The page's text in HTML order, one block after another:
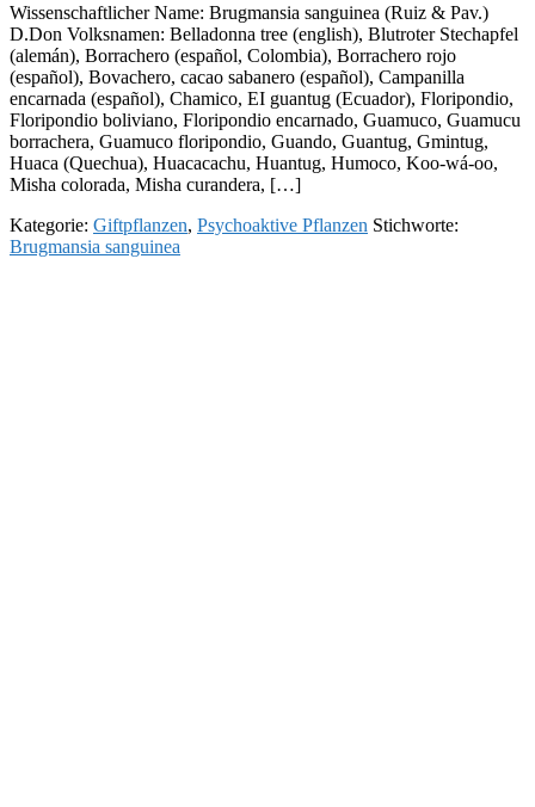
Wissenschaftlicher Name: Brugmansia sanguinea (Ruiz & Pav.)
D.Don Volksnamen: Belladonna tree (english), Blutroter Stechapfel
(alemán), Borrachero (español, Colombia), Borrachero rojo
(español), Bovachero, cacao sabanero (español), Campanilla
encarnada (español), Chamico, EI guantug (Ecuador), Floripondio,
Floripondio boliviano, Floripondio encarnado, Guamuco, Guamucu
borrachera, Guamuco floripondio, Guando, Guantug, Gmintug,
Huaca (Quechua), Huacacachu, Huantug, Humoco, Koo-wá-oo,
Misha colorada, Misha curandera, […]
Kategorie: Giftpflanzen, Psychoaktive Pflanzen Stichworte:
Brugmansia sanguinea